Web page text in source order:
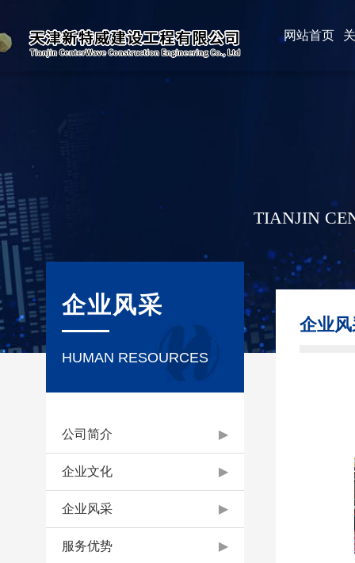
网站首页
TIANJIN
企业风采
HUMAN RESOURCES
公司简介 ▶
企业文化 ▶
企业风采 ▶
服务优势 ▶
企业